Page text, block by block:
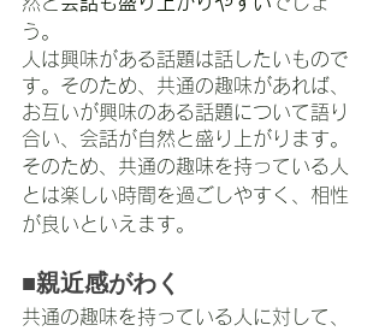
う。
人は興味がある話題は話したいもので
す。そのため、共通の趣味があれば、
お互いが興味のある話題について語り
合い、会話が自然と盛り上がります。
そのため、共通の趣味を持っている人
とは楽しい時間を過ごしやすく、相性
が良いといえます。
■親近感がわく
共通の趣味を持っている人に対して、